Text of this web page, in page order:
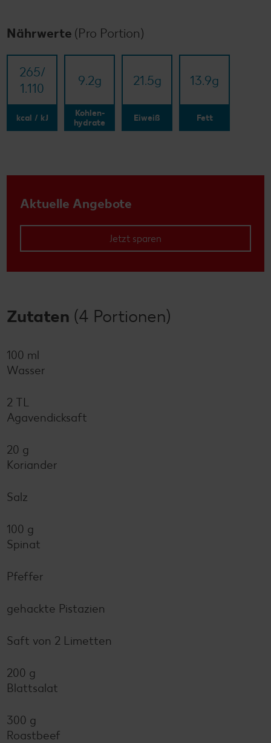
Nährwerte (Pro Portion)
265/​
1.110
kcal / kJ
9.2g
Kohlen-
hydrate
21.5g
Eiweiß
13.9g
Fett
Aktuelle Angebote
Jetzt sparen
Zutaten (4 Portionen)
100 ml
Wasser
2 TL
Agavendicksaft
20 g
Koriander
Salz
100 g
Spinat
Pfeffer
gehackte Pistazien
Saft von 2 Limetten
200 g
Blattsalat
300 g
Roastbeef